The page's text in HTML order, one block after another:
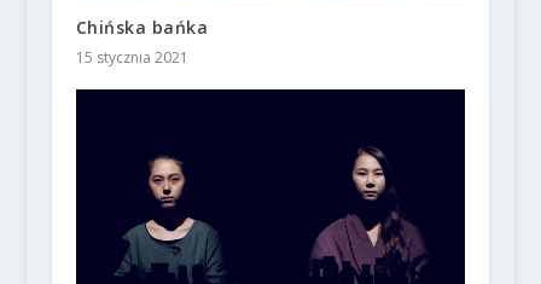
Chińska bańka
15 stycznia 2021